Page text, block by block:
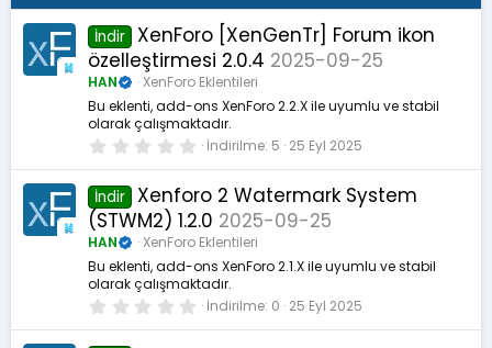
İndir
XenForo [XenGenTr] Forum ikon
özelleştirmesi 2.0.4 2025-09-25
HAN
XenForo Eklentileri
Bu eklenti, add-ons XenForo 2.2.X ile uyumlu ve stabil
olarak çalışmaktadır.
0
0
0
y
ı
d
ı
z
İndirilme 5 25 Eyl 2025
İndir
Xenforo 2 Watermark System
(STWM2) 1.2.0 2025-09-25
HAN
XenForo Eklentileri
Bu eklenti, add-ons XenForo 2.1.X ile uyumlu ve stabil
olarak çalışmaktadır.
0
0
İndirilme 0 25 Eyl 2025